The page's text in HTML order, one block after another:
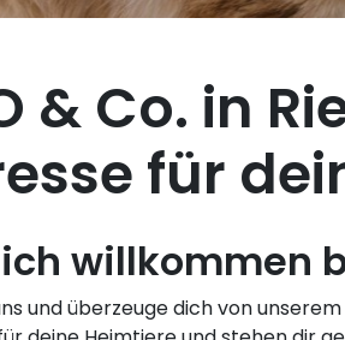
& Co. in
für
willkommen
und überzeuge dich von